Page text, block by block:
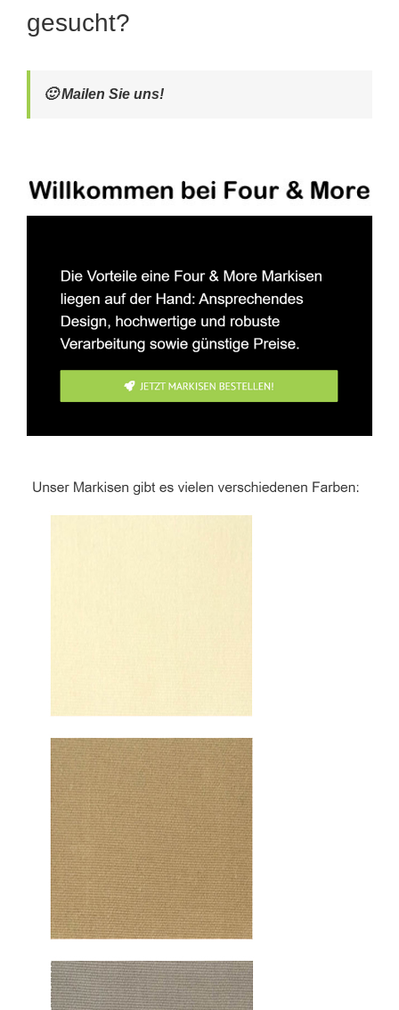
gesucht?
🙂 Mailen Sie uns!